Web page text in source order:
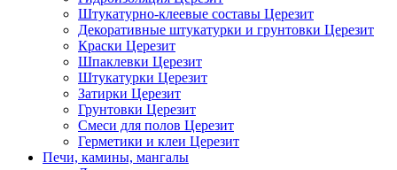
Штукатурно-клеевые составы Церезит
Декоративные штукатурки и грунтовки Церезит
Краски Церезит
Шпаклевки Церезит
Штукатурки Церезит
Затирки Церезит
Грунтовки Церезит
Смеси для полов Церезит
Герметики и клеи Церезит
Печи, камины, мангалы